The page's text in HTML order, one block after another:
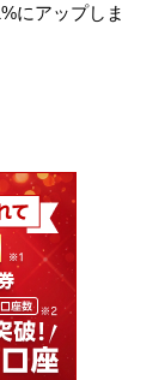
にアップしま